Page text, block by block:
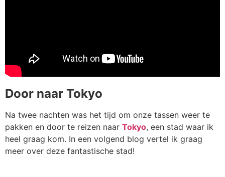
Door naar Tokyo
Na twee nachten was het tijd om onze tassen weer te
pakken en door te reizen naar Tokyo, een stad waar ik
heel graag kom. In een volgend blog vertel ik graag
meer over deze fantastische stad!